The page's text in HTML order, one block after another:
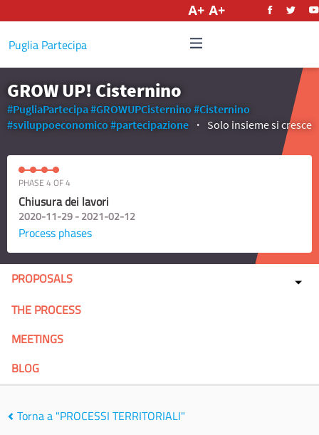
Puglia Partecipa
GROW UP! Cisternino
#PugliaPartecipa#GROWUPCisternino #Cisternino
#sviluppoeconomico #partecipazione Solo insieme si cresce
PHASE 4 OF 4
Chiusura dei lavori
2020-11-29 - 2021-02-12
Process phases
PROPOSALS
THE PROCESS
MEETINGS
BLOG
Torna a "PROCESSI TERRITORIALI"